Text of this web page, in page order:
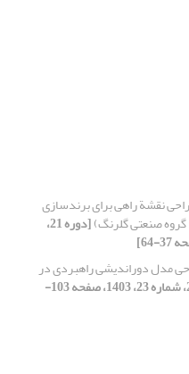
نقشة راهی برای برندسازی
صنعتی گلرنگ) [دوره 21،
مدل دوراندیشی راهبردی در
[دوره 21، شماره 23، 1403، صفحه 103-